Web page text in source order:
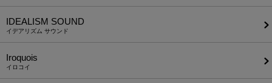
IDEALISM SOUND
イデアリズム サウンド
Iroquois
イロコイ